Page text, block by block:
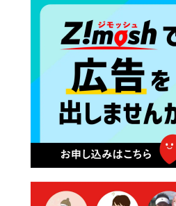
盆期間の営業時間のお知らせ
2026年7月17日 バス経路検索
のご利用案内
2026年7月10日 台湾伝統音楽
団体 「北埔八音団・楽善軒」
公演開催のお知らせ
ンディング型ふるさと納税の
実施について
2026年7月9日 農地法等に係
る各種申請に係る登記事項証